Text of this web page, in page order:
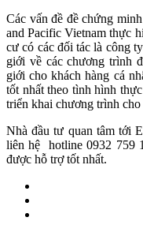
Các vấn đề đề chứng
and Pacific Vietnam thực
cư có các đối tác là công
giới về các chương trình
giới cho khách hàng cá
tốt nhất theo tình hình
triển khai chương trình cho
Nhà đầu tư quan tâm tới
liên hệ hotline 0932 759
được hỗ trợ tốt nhất.